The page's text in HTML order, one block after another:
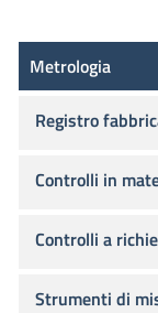
Metrologia
Metrologia
Registro
Controlli in
Controlli a
Strumenti di